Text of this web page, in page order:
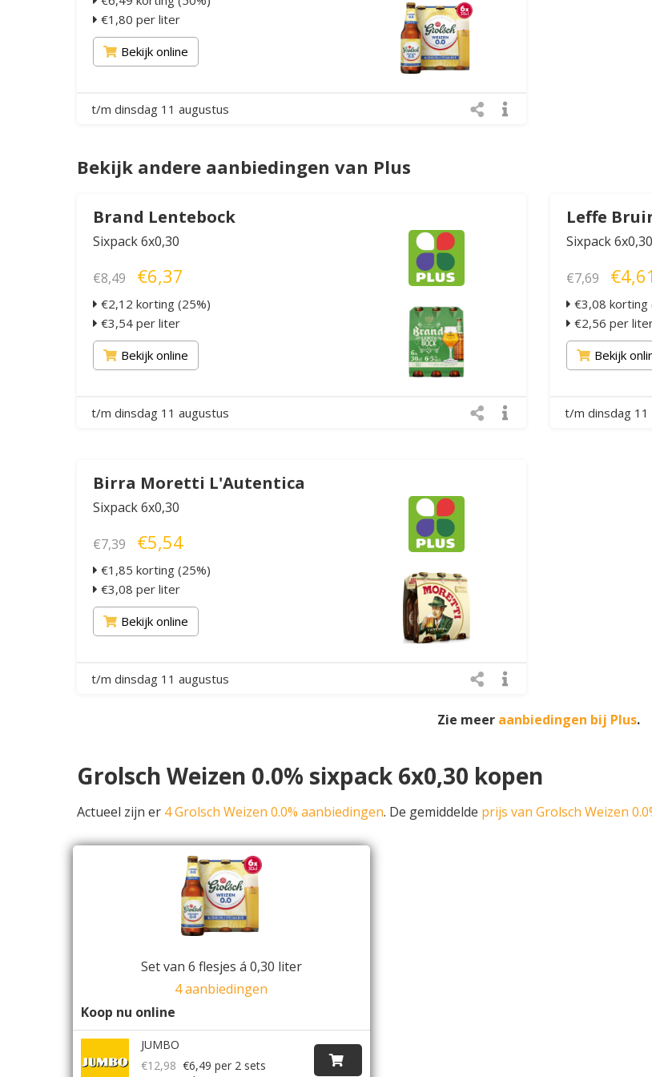
€1,80 per liter
Bekijk online
t/m dinsdag 11 augustus
Bekijk andere aanbiedingen van Plus
Brand Lentebock
Sixpack 6x0,30
€8,49 €6,37
€2,12 korting (25%)
€3,54 per liter
Bekijk online
t/m dinsdag 11 augustus
Leffe
Sixpack 6x0,30
€7,69 €4,61
€3,08 korting
€2,56 per
Bekijk
t/m dinsdag 11
Birra Moretti L'Autentica
Sixpack 6x0,30
€7,39 €5,54
€1,85 korting (25%)
€3,08 per liter
Bekijk online
t/m dinsdag 11 augustus
Zie meer aanbiedingen bij Plus.
Grolsch Weizen 0.0% sixpack 6x0,30 kopen
Actueel zijn er 4 Grolsch Weizen 0.0% aanbiedingen. De gemiddelde prijs van Grolsch Weizen
Set van 6 flesjes á 0,30 liter
4 aanbiedingen
Koop nu online
JUMBO
€12,98 €6,49 per 2 sets